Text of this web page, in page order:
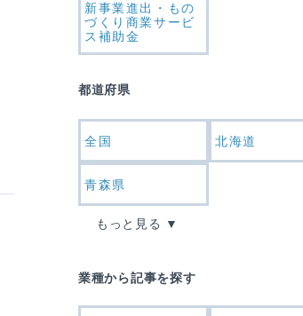
新事業進出・もの
づくり商業サービ
ス補助金
都道府県
全国 北海道
青森県
もっと見る
業種から記事を探す